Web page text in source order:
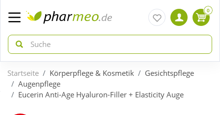
zurück
zurück
0
Startseite Körperpflege & Kosmetik
Gesichtspflege
Augenpflege
Eucerin Anti-Age Hyaluron-Filler + Elasticity Auge